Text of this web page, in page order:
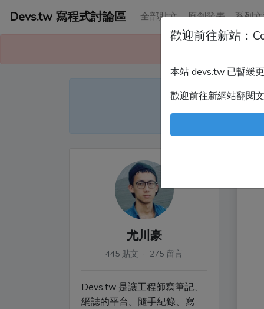
Devs.tw 寫程式討論區 全部貼文 原創發表 系列
Devs.tw
尤
尤川豪
445 貼文 · 275 留言
Devs.tw 是讓工程師寫筆記、
網誌的平台。隨手紀錄、寫
歡迎前往新站：
本站 devs.tw 已暫緩
歡迎前往新網站翻閱